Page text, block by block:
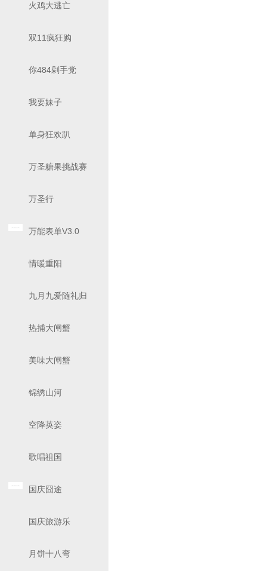
火鸡大逃亡
双11疯狂购
你484剁手党
我要妹子
单身狂欢趴
万圣糖果挑战赛
万圣行
万能表单V3.0
情暖重阳
九月九爱随礼归
热捕大闸蟹
美味大闸蟹
锦绣山河
空降英姿
歌唱祖国
国庆囧途
国庆旅游乐
月饼十八弯